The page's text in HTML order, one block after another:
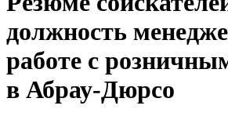
должность
работе с
в Абрау-Дюрсо